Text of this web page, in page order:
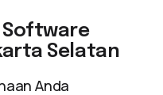
Software
Selatan
Anda